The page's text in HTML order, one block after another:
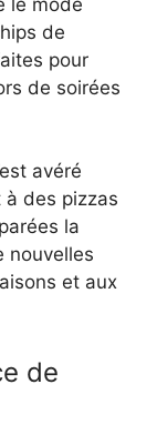
de
pour
de soirées
avéré
des pizzas
la
nouvelles
et aux
de